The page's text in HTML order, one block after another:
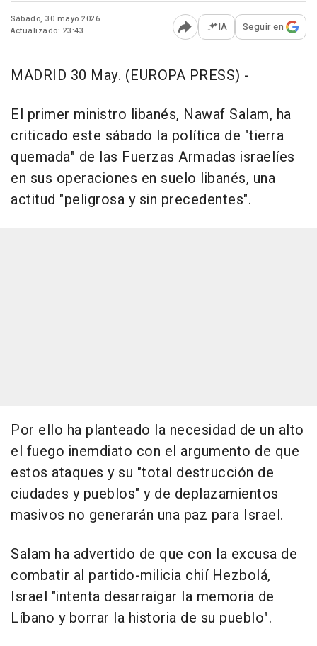
Sábado, 30 mayo 2026
Actualizado: 23:43
Abrir opciones para
IA Seguir en
MADRID 30 May. (EUROPA PRESS) -
El primer ministro libanés, Nawaf Salam, ha
criticado este sábado la política de "tierra
quemada" de las Fuerzas Armadas israelíes
en sus operaciones en suelo libanés, una
actitud "peligrosa y sin precedentes".
Por ello ha planteado la necesidad de un alto
el fuego inemdiato con el argumento de que
estos ataques y su "total destrucción de
ciudades y pueblos" y de deplazamientos
masivos no generarán una paz para Israel.
Salam ha advertido de que con la excusa de
combatir al partido-milicia chií Hezbolá,
Israel "intenta desarraigar la memoria de
Líbano y borrar la historia de su pueblo".